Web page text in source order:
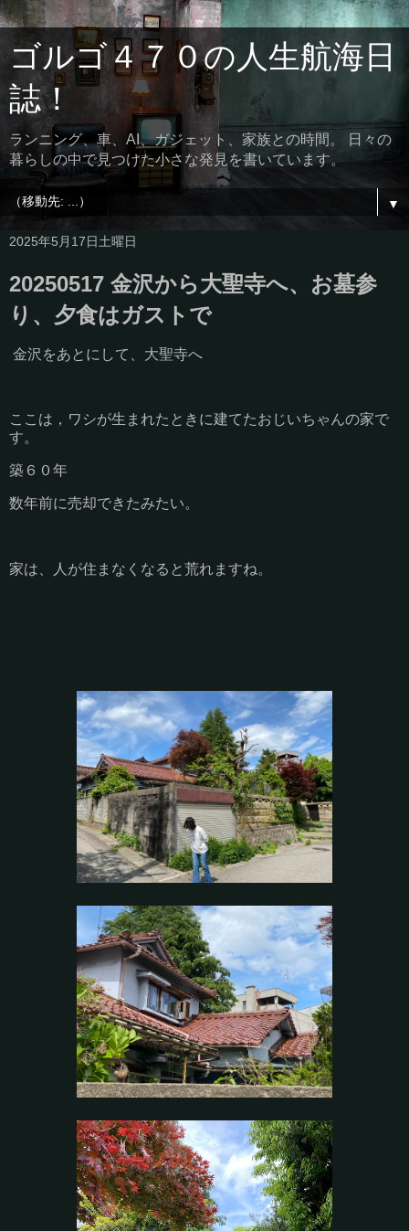
ゴルゴ４７０の人生航海日
誌！
ランニング、車、AI、ガジェット、家族との時間。 日々の
暮らしの中で見つけた小さな発見を書いています。
▼
2025年5月17日土曜日
20250517 金沢から大聖寺へ、お墓参
り、夕食はガストで
金沢をあとにして、大聖寺へ
ここは，ワシが生まれたときに建てたおじいちゃんの家で
す。
築６０年
数年前に売却できたみたい。
家は、人が住まなくなると荒れますね。